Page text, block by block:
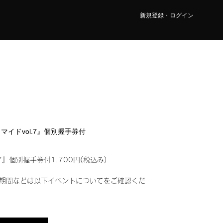
新規登録・ログイン
イドvol.7』個別握手券付
』個別握手券付1,700円(税込み)
間などは以下イベントについてをご確認くだ